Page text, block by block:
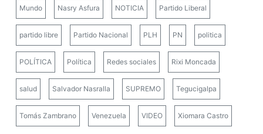
Mundo Nasry Asfura NOTICIA Partido Liberal
partido libre Partido Nacional PLH PN politica
POLÍTICA Política Redes sociales Rixi Moncada
salud Salvador Nasralla SUPREMO Tegucigalpa
Tomás Zambrano Venezuela VIDEO Xiomara Castro